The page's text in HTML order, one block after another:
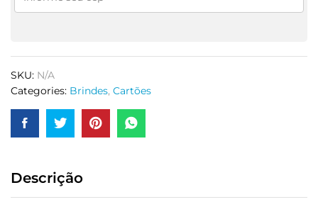
SKU: N/A
Categories: Brindes, Cartões
Descrição